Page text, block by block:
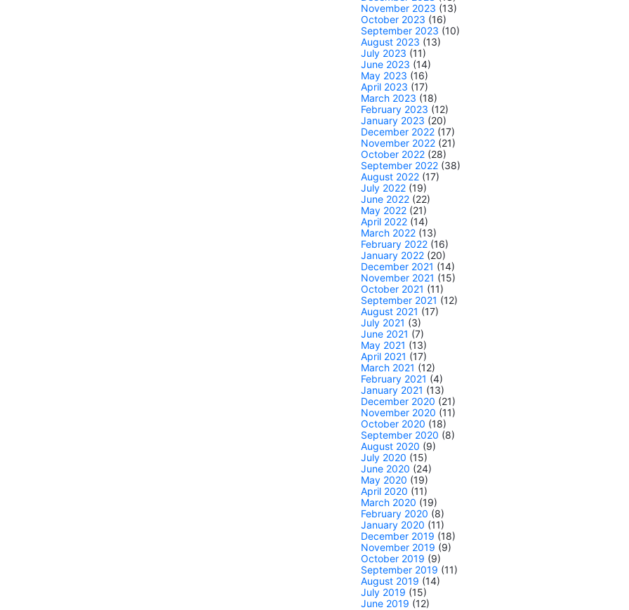
November 2023 (13)
October 2023 (16)
September 2023 (10)
August 2023 (13)
July 2023 (11)
June 2023 (14)
May 2023 (16)
April 2023 (17)
March 2023 (18)
February 2023 (12)
January 2023 (20)
December 2022 (17)
November 2022 (21)
October 2022 (28)
September 2022 (38)
August 2022 (17)
July 2022 (19)
June 2022 (22)
May 2022 (21)
April 2022 (14)
March 2022 (13)
February 2022 (16)
January 2022 (20)
December 2021 (14)
November 2021 (15)
October 2021 (11)
September 2021 (12)
August 2021 (17)
July 2021 (3)
June 2021 (7)
May 2021 (13)
April 2021 (17)
March 2021 (12)
February 2021 (4)
January 2021 (13)
December 2020 (21)
November 2020 (11)
October 2020 (18)
September 2020 (8)
August 2020 (9)
July 2020 (15)
June 2020 (24)
May 2020 (19)
April 2020 (11)
March 2020 (19)
February 2020 (8)
January 2020 (11)
December 2019 (18)
November 2019 (9)
October 2019 (9)
September 2019 (11)
August 2019 (14)
July 2019 (15)
June 2019 (12)